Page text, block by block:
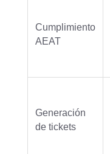
Cumplimiento
AEAT
Generación
de tickets